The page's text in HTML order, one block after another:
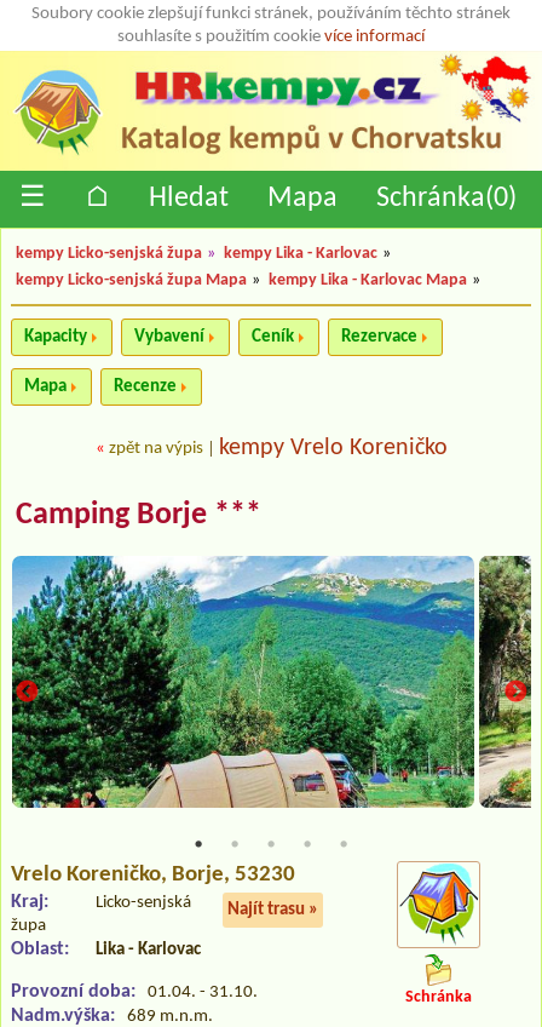
Soubory cookie zlepšují funkci stránek, používáním těchto stránek
souhlasíte s použitím cookie více informací
☰ ⌂ Hledat Mapa Schránka(0)
kempy Licko-senjská župa » kempy Lika - Karlovac »
kempy Licko-senjská župa Mapa » kempy Lika - Karlovac Mapa »
Kapacity Vybavení Ceník Rezervace
Mapa Recenze
« zpět na výpis kempy Vrelo Koreničko
Camping Borje ***
Vrelo Koreničko, Borje, 53230
Najít trasu »
Kraj:
Licko-senjská
župa
Oblast: Lika - Karlovac
Provozní doba: 01.04. - 31.10.
Nadm.výška: 689 m.n.m.
Schránka